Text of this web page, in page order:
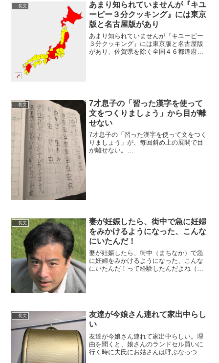
長文
あまり知られていませんが『キユ
ーピー３分クッキング』には東京
版と名古屋版があり
あまり知られていませんが『キユーピー
３分クッキング』には東京版と名古屋版
があり、佐賀県を除く全国４６都道府県
長文
7才息子の「習った漢字を使って
文をつくりましょう」から目が離
せない
7才息子の「習った漢字を使って文をつく
りましょう」が、毎回斜め上の展開で目
が離せない。
長文
妻が妊娠したら、街中で急に妊婦
をみかけるようになった、こんな
にいたんだ！
妻が妊娠したら、街中（まちなか）で急
に妊婦をみかけるようになった、こんな
にいたんだ！って経験したんだよね（わ
長文
友達が今娘さん連れて家出中らし
い
友達が今娘さん連れて家出中らしい。理
由を聞くと、娘さんのランドセル買いに
行く時に夫氏にお姑さんは呼ぶなっつっ